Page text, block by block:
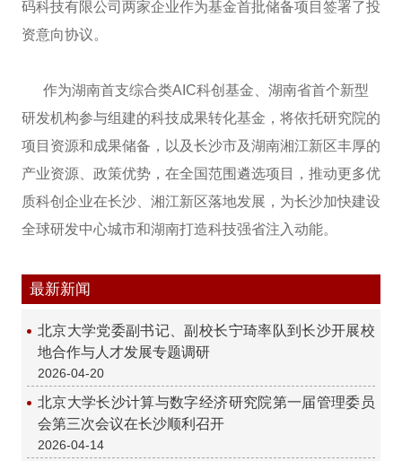
码科技有限公司两家企业作为基金首批储备项目签署了投
资意向协议。
作为湖南首支综合类AIC科创基金、湖南省首个新型
研发机构参与组建的科技成果转化基金，将依托研究院的
项目资源和成果储备，以及长沙市及湖南湘江新区丰厚的
产业资源、政策优势，在全国范围遴选项目，推动更多优
质科创企业在长沙、湘江新区落地发展，为长沙加快建设
全球研发中心城市和湖南打造科技强省注入动能。
最新新闻
北京大学党委副书记、副校长宁琦率队到长沙开展校
地合作与人才发展专题调研
2026-04-20
北京大学长沙计算与数字经济研究院第一届管理委员
会第三次会议在长沙顺利召开
2026-04-14